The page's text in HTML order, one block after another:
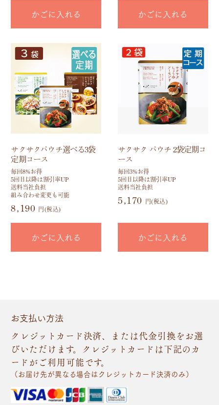
かごに入れる かごに入れる
サクサクパウチ選べる3袋
定期コース
毎回8%お得
5回目以降は割引率UP
送料当社負担
組み合わせ変更も可能
8,190 円(税込)
かごに入れる
サクサク パウチ 2袋定期コ
ース
毎回3%お得
5回目以降は割引率UP
送料当社負担
5,170 円(税込)
かごに入れる
お支払い方法
クレジットカード決済、または代金引換をお選
びいただけます。クレジットカードは下記のカ
ードがご利用可能です。
（お届け先が異なる場合はクレジットカード決済のみ）